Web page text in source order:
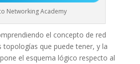
Networking Academy
el concepto de red
topologías que puede tener, y la
el esquema lógico respecto al